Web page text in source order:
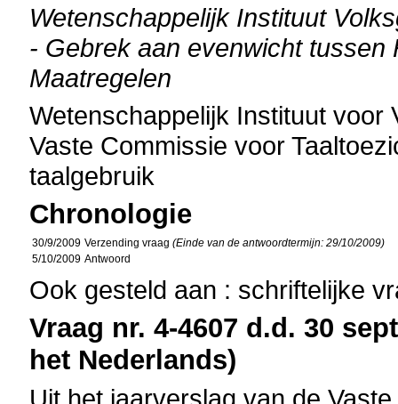
Wetenschappelijk Instituut
- Gebrek aan evenwicht
Maatregelen
Wetenschappelijk Instituut voor
Vaste Commissie voor
taalgebruik
Chronologie
30/9/2009 Verzending vraag(Einde van de antwoordtermijn: 29/10/2009)
5/10/2009 Antwoord
Ook gesteld aan : schriftelijke
Vraag nr. 4-4607 d.d. 30
het Nederlands)